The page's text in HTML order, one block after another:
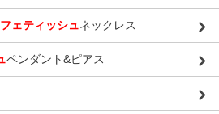
ェティッシュネックレス
ペンダント&ピアス